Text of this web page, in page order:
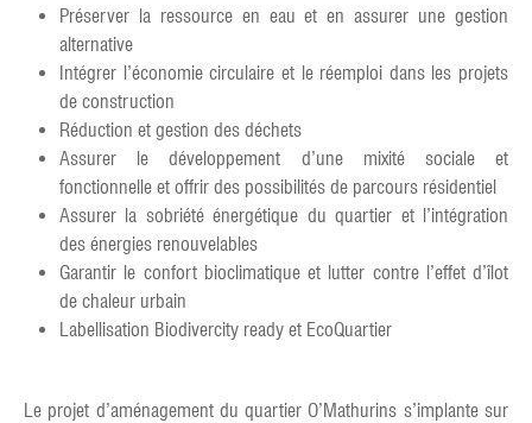
Préserver la ressource en eau et en assurer une gestion
alternative
Intégrer l’économie circulaire et le réemploi dans les projets
de construction
Réduction et gestion des déchets
Assurer le développement d’une mixité sociale et
fonctionnelle et offrir des possibilités de parcours résidentiel
Assurer la sobriété énergétique du quartier et l’intégration
des énergies renouvelables
Garantir le confort bioclimatique et lutter contre l’effet d’îlot
de chaleur urbain
Labellisation Biodivercity ready et EcoQuartier
Le projet d’aménagement du quartier O’Mathurins s’implante sur